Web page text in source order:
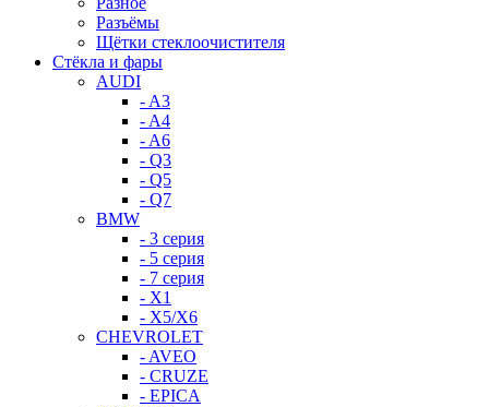
Разъёмы
Щётки стеклоочистителя
Стёкла и фары
AUDI
- A3
- A4
- A6
- Q3
- Q5
- Q7
BMW
- 3 серия
- 5 серия
- 7 серия
- X1
- X5/X6
CHEVROLET
- AVEO
- CRUZE
- EPICA